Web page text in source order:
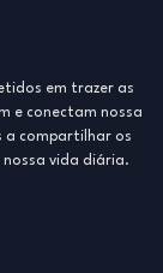
em trazer as
e conectam nossa
a compartilhar os
vida diária.